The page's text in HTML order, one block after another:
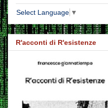
Select Language ▼
R'acconti di R'esistenze